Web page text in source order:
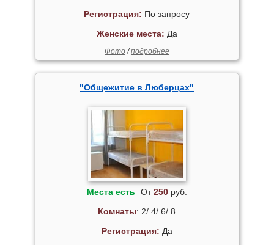
Регистрация: По запросу
Женские места: Да
Фото/подробнее
"Общежитие в Люберцах"
Места есть От250руб.
Комнаты: 2/ 4/ 6/ 8
Регистрация: Да